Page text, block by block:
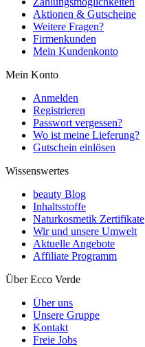
Aktionen & Gutscheine
Weitere Fragen?
Firmenkunden
Mein Kundenkonto
Mein Konto
Anmelden
Registrieren
Passwort vergessen?
Wo ist meine Lieferung?
Gutschein einlösen
Wissenswertes
beauty Blog
Inhaltsstoffe
Naturkosmetik Zertifikate
Wir und unsere Umwelt
Aktuelle Angebote
Affiliate Programm
Über Ecco Verde
Über uns
Unsere Gruppe
Kontakt
Freie Jobs